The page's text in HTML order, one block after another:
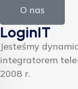
O nas
LoginIT
Jesteśmy
integratorem
2008 r.